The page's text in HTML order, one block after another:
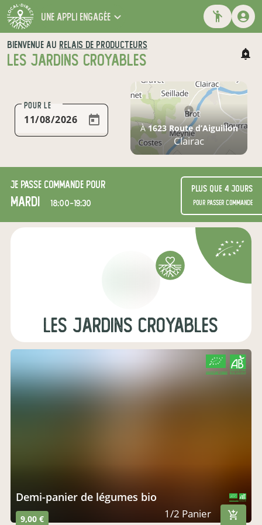
une appli engagée
BIENVENUE AU RELAIS DE PRODUCTEURS
LES JARDINS CROYABLES
POUR LE
À1623 Route d’Aiguillon
Clairac
Je passe commande pour
mardi 18:00-19:30
Plus que 4 jours
pour passer commande
Les Jardins Croyables
Demi-panier de légumes bio
9,00 € 1/2 Panier
CERTIFIÉ PAR FR-BIO-09
AGRICULTURE FRANCE